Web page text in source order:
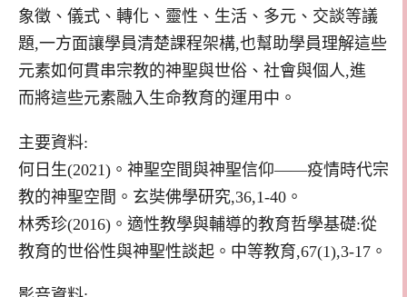
象徵、儀式、轉化、靈性、生活、多元、交談等議
題,一方面讓學員清楚課程架構,也幫助學員理解這些
元素如何貫串宗教的神聖與世俗、社會與個人,進
而將這些元素融入生命教育的運用中。
主要資料:
何日生(2021)。神聖空間與神聖信仰——疫情時代宗
教的神聖空間。玄奘佛學研究,36,1-40。
林秀珍(2016)。適性教學與輔導的教育哲學基礎:從
教育的世俗性與神聖性談起。中等教育,67(1),3-17。